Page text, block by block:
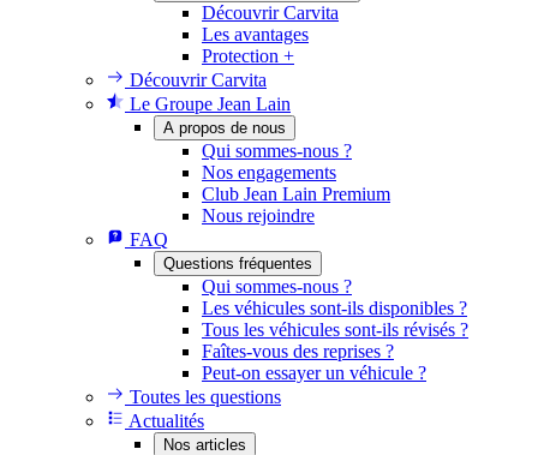
Découvrir Carvita
Les avantages
Protection +
Découvrir Carvita
Le Groupe Jean Lain
A propos de nous
Qui sommes-nous ?
Nos engagements
Club Jean Lain Premium
Nous rejoindre
FAQ
Questions fréquentes
Qui sommes-nous ?
Les véhicules sont-ils disponibles ?
Tous les véhicules sont-ils révisés ?
Faîtes-vous des reprises ?
Peut-on essayer un véhicule ?
Toutes les questions
Actualités
Nos articles